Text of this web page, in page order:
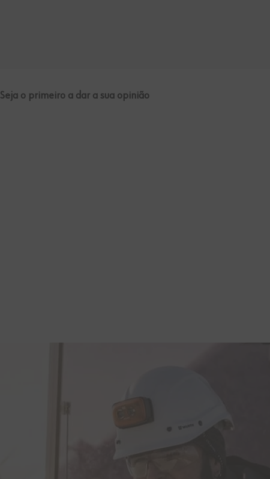
Seja o primeiro a dar a sua opinião